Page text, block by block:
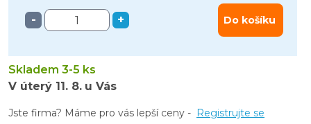
- + Do košíku
Skladem 3-5 ks
V úterý 11. 8. u Vás
Jste firma? Máme pro vás lepší ceny - Registrujte se